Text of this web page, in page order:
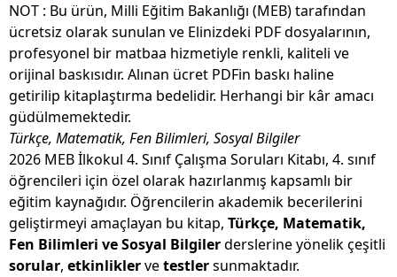
NOT : Bu ürün, Milli Eğitim Bakanlığı (MEB) tarafından
ücretsiz olarak sunulan ve Elinizdeki PDF dosyalarının,
profesyonel bir matbaa hizmetiyle renkli, kaliteli ve
orijinal baskısıdır. Alınan ücret PDFin baskı haline
getirilip kitaplaştırma bedelidir. Herhangi bir kâr amacı
güdülmemektedir.
Türkçe, Matematik, Fen Bilimleri, Sosyal Bilgiler
2026 MEB İlkokul 4. Sınıf Çalışma Soruları Kitabı, 4. sınıf
öğrencileri için özel olarak hazırlanmış kapsamlı bir
eğitim kaynağıdır. Öğrencilerin akademik becerilerini
geliştirmeyi amaçlayan bu kitap, Türkçe, Matematik,
Fen Bilimleri ve Sosyal Bilgilerderslerine yönelik çeşitli
sorular, etkinliklervetestlersunmaktadır.